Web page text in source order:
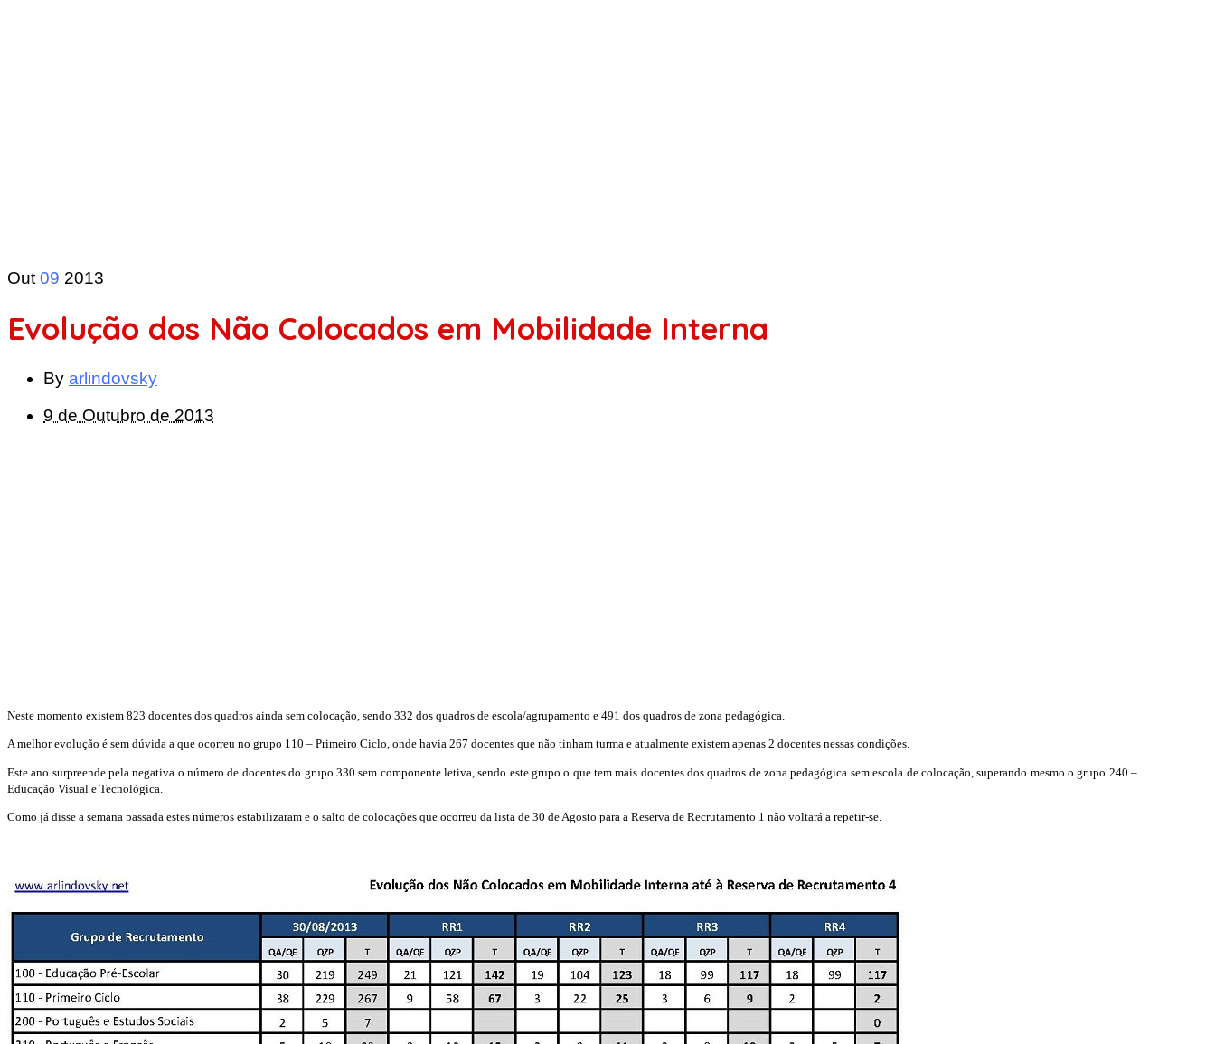
Out 09 2013
Evolução dos Não Colocados em Mobilidade Interna
By arlindovsky
9 de Outubro de 2013
Neste momento existem 823 docentes dos quadros ainda sem colocação, sendo 332 dos quadros de escola/agrupamento e 491 dos quadros de zona pedagógica.
A melhor evolução é sem dúvida a que ocorreu no grupo 110 – Primeiro Ciclo, onde havia 267 docentes que não tinham turma e atualmente existem apenas 2 docentes nessas condições.
Este ano surpreende pela negativa o número de docentes do grupo 330 sem componente letiva, sendo este grupo o que tem mais docentes dos quadros de zona pedagógica sem escola de colocação, superando mesmo o grupo 240 –
Educação Visual e Tecnológica.
Como já disse a semana passada estes números estabilizaram e o salto de colocações que ocorreu da lista de 30 de Agosto para a Reserva de Recrutamento 1 não voltará a repetir-se.